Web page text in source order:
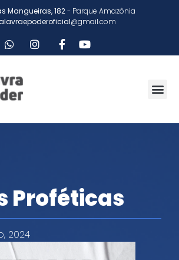
Mangueiras, 182- Parque Amazônia
@gmail.com
Proféticas
2024